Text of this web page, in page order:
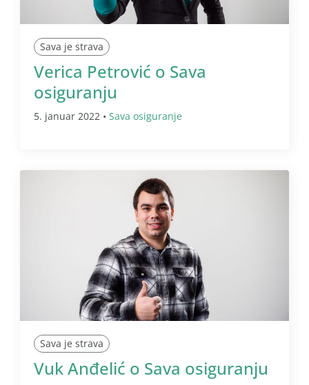
Sava je strava
Verica Petrović o Sava
osiguranju
5. januar 2022 • Sava osiguranje
Sava je strava
Vuk Anđelić o Sava osiguranju